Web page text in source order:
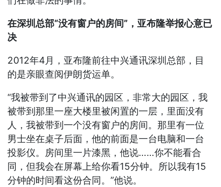
在深圳总部“没有窗户的房间”，亚布隆举报心意已
决
2012年4月，亚布隆前往中兴通讯深圳总部，目
的是亲眼查阅伊朗货运单。
“我被带到了中兴通讯的园区，非常大的园区，我
被带到那里一座大楼里被闲置的一层，里面没有
人，我被带到一个没有窗户的房间。那里有一位
男士坐在桌子后面，他的前面是一台电脑和一台
投影仪。房间里一片漆黑，他说……你不能看合
同，但我会在屏幕上给你看15分钟。所以我有15
分钟的时间看这份合同。”他说。